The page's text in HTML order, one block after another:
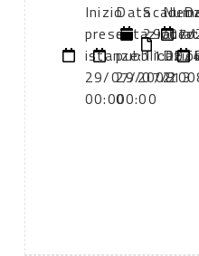
Inizio
presentazione
istanze:
29/07/2008
00:00
Data
di
29/07/
00:00
29/07/
11:00
atto:
213